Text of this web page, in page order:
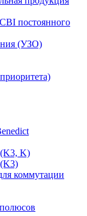
постоянного
(УЗО)
K)
коммутации